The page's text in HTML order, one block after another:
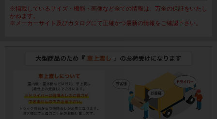
※掲載しているサイズ・機能・画像など全ての情報は、万全の保証をいたし
かねます。
※メーカーサイト及びカタログにて正確かつ最新の情報をご確認下さい。